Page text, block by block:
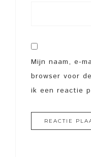
Mijn naam, e-
browser voor
ik een reactie